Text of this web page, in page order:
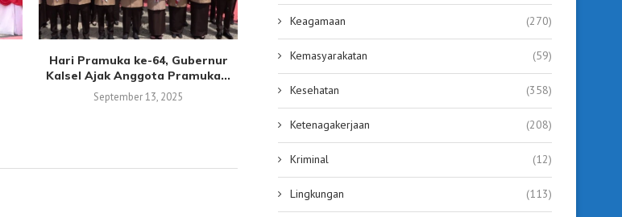
Hari Pramuka ke-64, Gubernur
Kalsel Ajak Anggota Pramuka...
September 13, 2025
KCM Tabalong Diresmikan,
Hadirkan Bioskop Modern
Sekaligus Ruang...
September 12, 2025
Gubernur Kalsel
Bioskop Modern
September 12, 2025
Keagamaan (270)
Kemasyarakatan (59)
Kesehatan (358)
Ketenagakerjaan (208)
Kriminal (12)
Lingkungan (113)